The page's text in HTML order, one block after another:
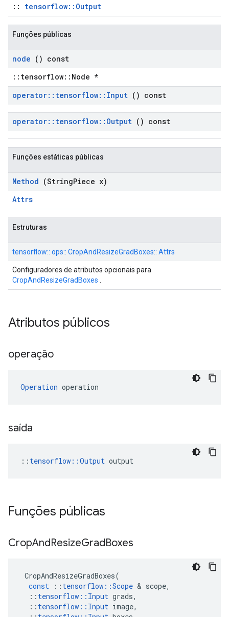
:: tensorflow::Output
Funções públicas
node () const
::tensorflow::Node *
operator:: tensorflow:: Input () const
operator:: tensorflow:: Output () const
Funções estáticas públicas
Method (StringPiece x)
Attrs
Estruturas
tensorflow:: ops:: CropAndResizeGradBoxes:: Attrs
Configuradores de atributos opcionais para
CropAndResizeGradBoxes
Atributos públicos
operação
Operation operation
saída
:: tensorflow::Output output
Funções públicas
CropAndResizeGradBoxes
CropAndResizeGradBoxes(
const
:: tensorflow ::Scope & scope,
:: tensorflow :: Input grads,
:: tensorflow :: Input image,